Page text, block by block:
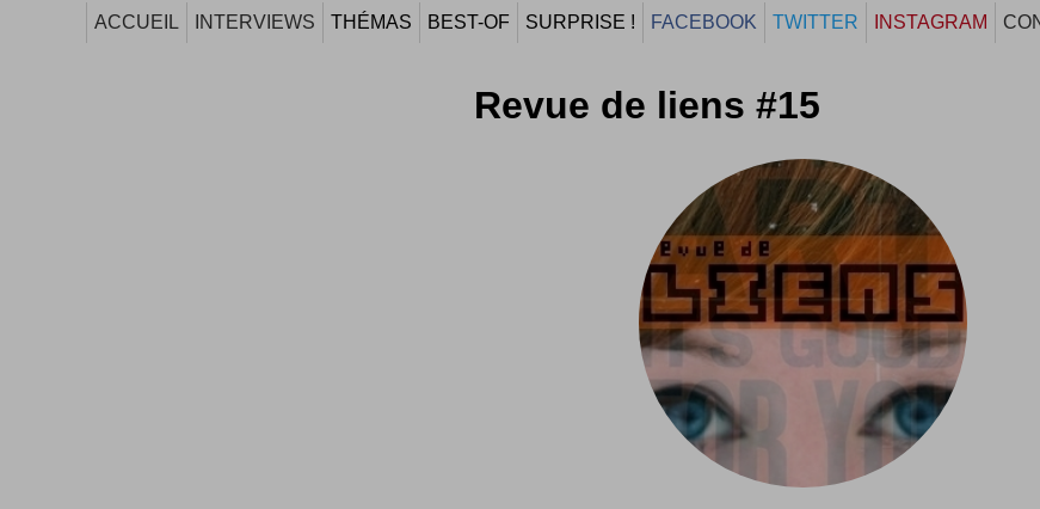
ACCUEIL INTERVIEWS THÉMAS BEST-OF SURPRISE ! FACEBOOK TWITTER INSTAGRAM
Revue de liens #15